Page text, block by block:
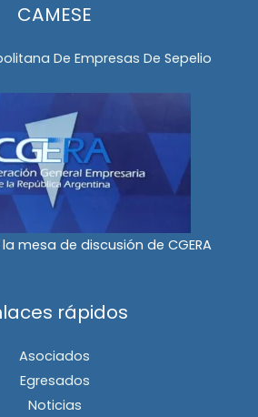
CAMESE
De Empresas De Sepelio
la mesa de discusión de CGERA
rápidos
Asociados
Egresados
Noticias